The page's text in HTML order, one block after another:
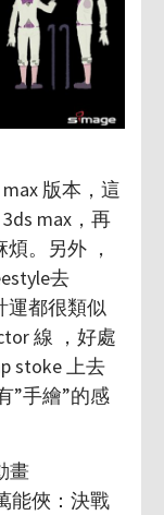
版本，這
max，再
。另外 ，
去
運都很類似
線 ，好處
stoke 上去
”手繪”的感
畫
能俠：決戰